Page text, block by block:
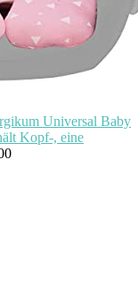
Universal Baby
Kopf-, eine